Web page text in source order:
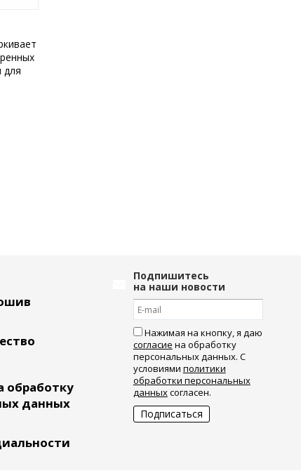
для
обработку
данных
Подпишитесь
на наши новости
Нажимая на кнопку, я даю
согласие на обработку
персональных данных. С
условиями политики
обработки персональных
данныхсогласен.